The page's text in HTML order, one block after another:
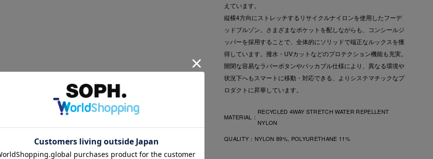
えています。
縦横4方向にストレッチするリサイクルナイロンを使用したフーデ
ッドブルゾン。さまざまなポケットを配しながらも、コンシールジ
ッパーを採用することで、全体的にソリッドで端正なルックスを獲
得しています。撥水・UVカットなどのプロテクション機能も充実。
開閉な容易なラバーボタンやパッカブル仕様により、異なる環境や
状況下へもスマートに移動・対応できる、よりシステマチックなプ
ロダクトに昇華しています。
MATERIAL：
RECYCLED 4WAY STRETCH WATER REPELLENT
NYLON
QUALITY： NYLON 89%, POLYURETHANE 11%